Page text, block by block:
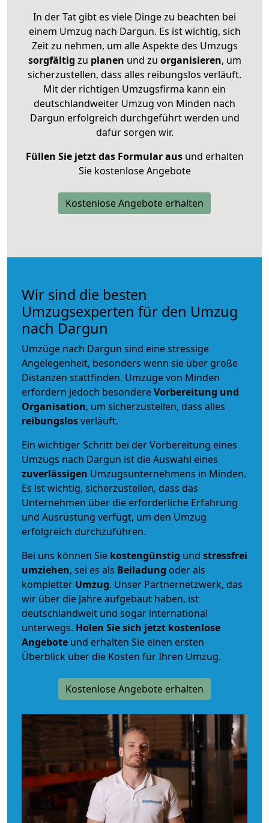
In der Tat gibt es viele Dinge zu beachten bei
einem Umzug nach Dargun. Es ist wichtig, sich
Zeit zu nehmen, um alle Aspekte des Umzugs
sorgfältig zu planen und zu organisieren, um
sicherzustellen, dass alles reibungslos verläuft.
Mit der richtigen Umzugsfirma kann ein
deutschlandweiter Umzug von Minden nach
Dargun erfolgreich durchgeführt werden und
dafür sorgen wir.
Füllen Sie jetzt das Formular ausund erhalten
Sie kostenlose Angebote
Kostenlose Angebote erhalten
Wir sind die besten
Umzugsexperten für den Umzug
nach Dargun
Umzüge nach Dargun sind eine stressige
Angelegenheit, besonders wenn sie über große
Distanzen stattfinden. Umzüge von Minden
erfordern jedoch besondereVorbereitung und
Organisation, um sicherzustellen, dass alles
reibungslosverläuft.
Ein wichtiger Schritt bei der Vorbereitung eines
Umzugs nach Dargun ist die Auswahl eines
zuverlässigen Umzugsunternehmens in Minden.
Es ist wichtig, sicherzustellen, dass das
Unternehmen über die erforderliche Erfahrung
und Ausrüstung verfügt, um den Umzug
erfolgreich durchzuführen.
Bei uns können Sie kostengünstig und stressfrei
umziehen, sei es als Beiladung oder als
kompletter Umzug. Unser Partnernetzwerk, das
wir über die Jahre aufgebaut haben, ist
deutschlandweit und sogar international
unterwegs. Holen Sie sich jetzt kostenlose
Angebote und erhalten Sie einen ersten
Überblick über die Kosten für Ihren Umzug.
Kostenlose Angebote erhalten